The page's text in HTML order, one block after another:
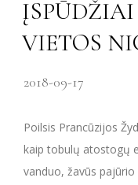
VIETOS
2018-09-17
Poilsis Prancūzijos
kaip tobulų atostogų
vanduo, žavūs